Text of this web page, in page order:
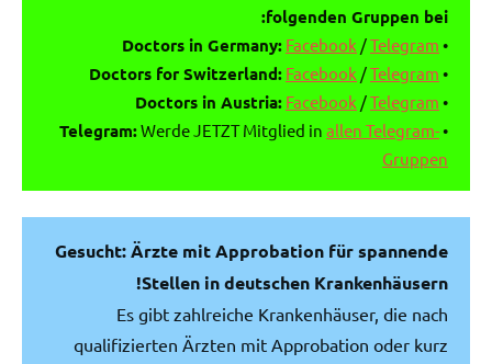
folgenden Gruppen bei:
•
Doctors in Germany: Facebook /Telegram
•
Doctors for Switzerland: Facebook /Telegram
•
Doctors in Austria: Facebook /Telegram
•
Telegram:Werde JETZT Mitglied in allen Telegram-
Gruppen
Gesucht: Ärzte mit Approbation für spannende
Stellen in deutschen Krankenhäusern!
Es gibt zahlreiche Krankenhäuser, die nach
qualifizierten Ärzten mit Approbation oder kurz